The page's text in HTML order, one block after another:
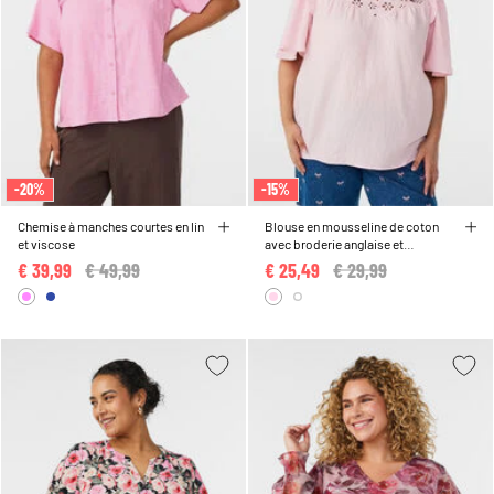
-20%
Chemise à manches courtes en lin
et viscose
Price reduced from
€ 49,99
€ 39,99
-15%
Blouse en mousseline de coton
avec broderie anglaise et
manches 1/2 Price reduced from
€ 29,99
€ 25,49